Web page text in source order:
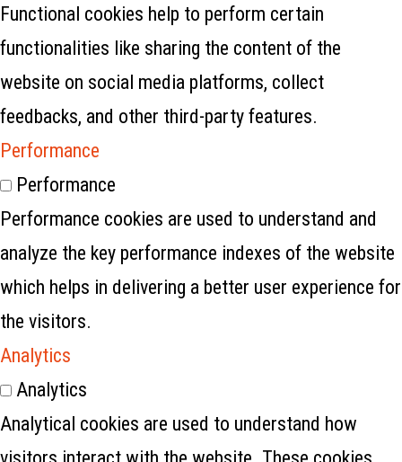
Functional cookies help to perform certain
functionalities like sharing the content of the
website on social media platforms, collect
feedbacks, and other third-party features.
Performance
Performance
Performance cookies are used to understand and
analyze the key performance indexes of the website
which helps in delivering a better user experience for
the visitors.
Analytics
Analytics
Analytical cookies are used to understand how